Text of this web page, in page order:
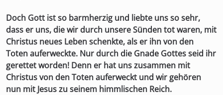
Doch Gott ist so barmherzig und liebte uns so sehr,
dass er uns, die wir durch unsere Sünden tot waren, mit
Christus neues Leben schenkte, als er ihn von den
Toten auferweckte. Nur durch die Gnade Gottes seid ihr
gerettet worden! Denn er hat uns zusammen mit
Christus von den Toten auferweckt und wir gehören
nun mit Jesus zu seinem himmlischen Reich.